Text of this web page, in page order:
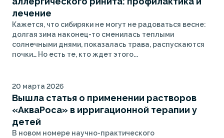
лечение
Кажется, что сибиряки не могут не радоваться весне:
долгая зима наконец-то сменилась теплыми
солнечными днями, показалась трава, распускаются
почки… Но есть те, кто ждет этого...
20 марта 2026
Вышла статья о применении растворов
«АкваРоса» в ирригационной терапии у
детей
В новом номере научно-практического